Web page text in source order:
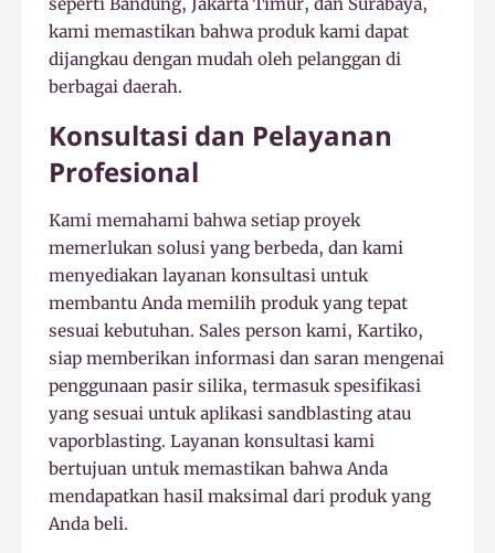
seperti Bandung, Jakarta Timur, dan Surabaya,
kami memastikan bahwa produk kami dapat
dijangkau dengan mudah oleh pelanggan di
berbagai daerah.
Konsultasi dan Pelayanan
Profesional
Kami memahami bahwa setiap proyek
memerlukan solusi yang berbeda, dan kami
menyediakan layanan konsultasi untuk
membantu Anda memilih produk yang tepat
sesuai kebutuhan. Sales person kami, Kartiko,
siap memberikan informasi dan saran mengenai
penggunaan pasir silika, termasuk spesifikasi
yang sesuai untuk aplikasi sandblasting atau
vaporblasting. Layanan konsultasi kami
bertujuan untuk memastikan bahwa Anda
mendapatkan hasil maksimal dari produk yang
Anda beli.